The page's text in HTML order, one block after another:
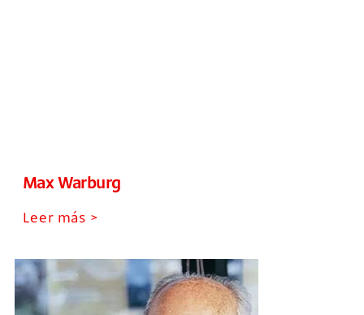
Max Warburg
Leer más >